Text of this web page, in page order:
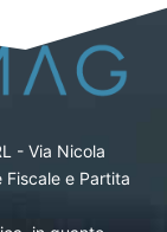
- Via Nicola
Fiscale e Partita